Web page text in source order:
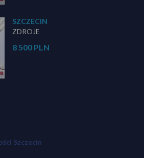
SZCZECIN
ZDROJE
8 500 PLN
Szczecin